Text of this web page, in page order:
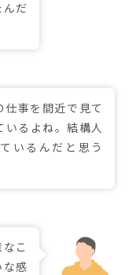
だ
仕事を間近で見て
いるよね。結構人
いるんだと思う
こ
な感